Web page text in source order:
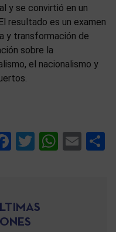
y se convirtió en un
resultado es un examen
y transformación de
sobre la
el nacionalismo y
Facebook
Twitter